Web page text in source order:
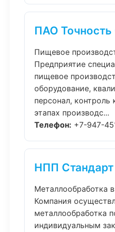
ПАО Точность
Пищевое
Предприятие
пищевое
оборудование,
персонал, контроль
этапах производс...
Телефон: +7-947-
НПП
Металлообработка
Компания
металлообработка
индивидуальным